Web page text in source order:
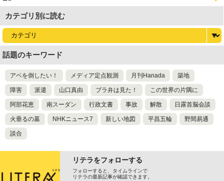
カテゴリ別に読む
話題のキーワード
アベを倒したい！ メディア定点観測 月刊Hanada 築地
障害 派遣 山口真由 ブラ弁は見た！ この世界の片隅に
阿部花恵 南スーダン 行政文書 事故 解散 日露首脳会談
火垂るの墓 NHKニュース7 新しい地図 平昌五輪 野間易通
談合
リテラをフォローする
フォローすると、タイムラインで
リテラの最新記事が確認できます。